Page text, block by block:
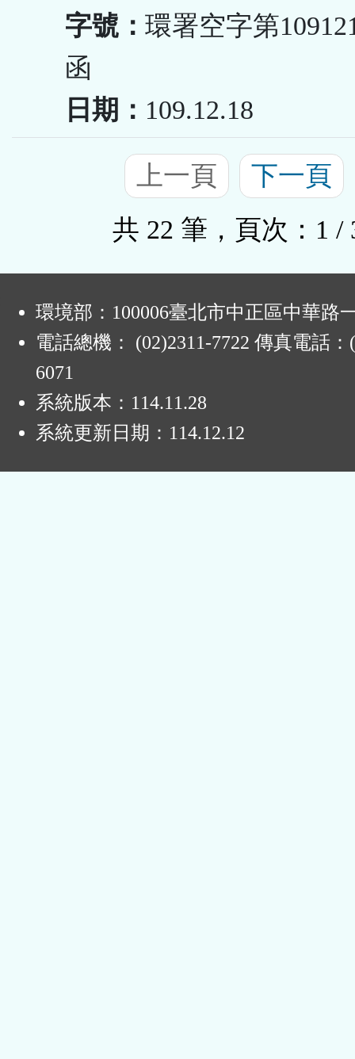
字號：環署空字第
函
日期： 109.12.18
上一頁
下一頁
共 22 筆，頁次：1 /
環境部：100006臺北市中正區中華路
電話總機： (02)2311-7722 傳真電話：
6071
系統版本： 114.11.28
系統更新日期： 114.12.12